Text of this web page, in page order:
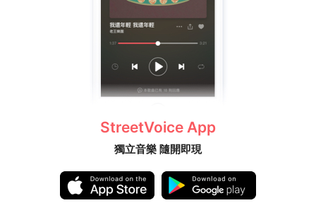
StreetVoice App
獨立音樂 隨開即現